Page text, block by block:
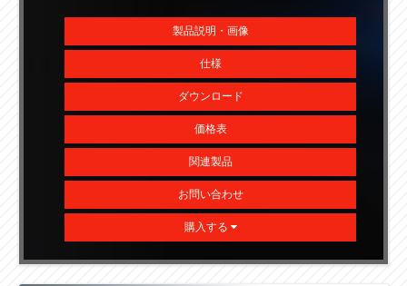
製品説明・画像
仕様
ダウンロード
価格表
関連製品
お問い合わせ
購入する